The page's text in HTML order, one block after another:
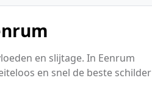
en slijtage. In Eenrum
en snel de beste schilder